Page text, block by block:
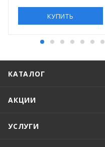
КУПИТЬ
КАТАЛОГ
АКЦИИ
УСЛУГИ